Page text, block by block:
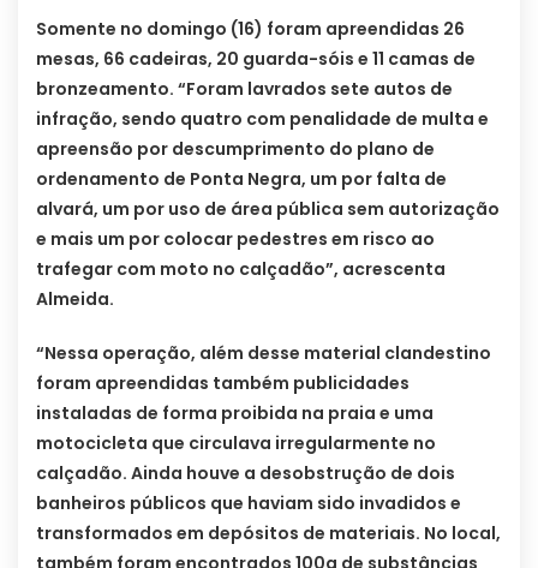
Somente no domingo (16) foram apreendidas 26
mesas, 66 cadeiras, 20 guarda-sóis e 11 camas de
bronzeamento. “Foram lavrados sete autos de
infração, sendo quatro com penalidade de multa e
apreensão por descumprimento do plano de
ordenamento de Ponta Negra, um por falta de
alvará, um por uso de área pública sem autorização
e mais um por colocar pedestres em risco ao
trafegar com moto no calçadão”, acrescenta
Almeida.
“Nessa operação, além desse material clandestino
foram apreendidas também publicidades
instaladas de forma proibida na praia e uma
motocicleta que circulava irregularmente no
calçadão. Ainda houve a desobstrução de dois
banheiros públicos que haviam sido invadidos e
transformados em depósitos de materiais. No local,
também foram encontrados 100g de substâncias